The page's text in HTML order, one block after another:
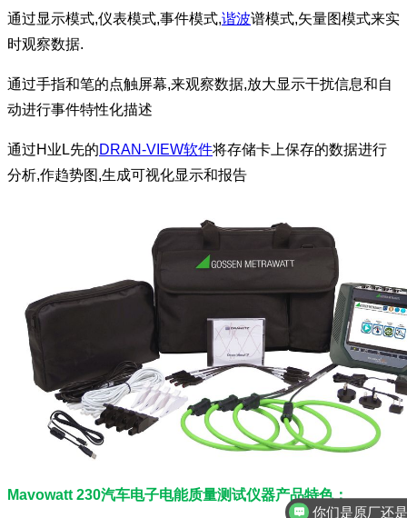
通过显示模式,仪表模式,事件模式,谐波谱模式,矢量图模式来实
时观察数据.
通过手指和笔的点触屏幕,来观察数据,放大显示干扰信息和自
动进行事件特性化描述
通过H业L先的DRAN-VIEW软件将存储卡上保存的数据进行
分析,作趋势图,生成可视化显示和报告
Mavowatt 230汽车电子电能质量测试仪器产品特色：
你们是原厂还